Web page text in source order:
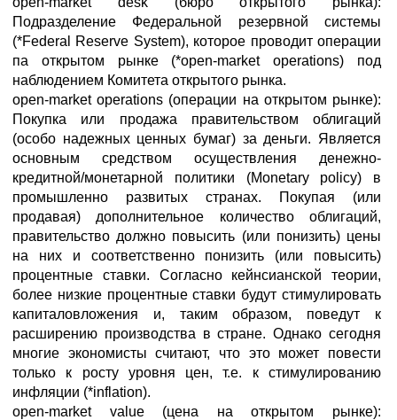
Подразделение Федеральной резервной системы
(*Federal Reserve System), которое проводит операции
па открытом рынке (*open-market operations) под
наблюдением Комитета открытого рынка.
open-market operations (операции на открытом рынке):
Покупка или продажа правительством облигаций
(особо надежных ценных бумаг) за деньги. Является
основным средством осуществления денежно-
кредитной/монетарной политики (Monetary policy) в
промышленно развитых странах. Покупая (или
продавая) дополнительное количество облигаций,
правительство должно повысить (или понизить) цены
на них и соответственно понизить (или повысить)
процентные ставки. Согласно кейнсианской теории,
более низкие процентные ставки будут стимулировать
капиталовложения и, таким образом, поведут к
расширению производства в стране. Однако сегодня
многие экономисты считают, что это может повести
только к росту уровня цен, т.е. к стимулированию
инфляции (*inflation).
open-market value (цена на открытом рынке):